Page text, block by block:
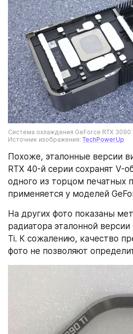
Система охлаждения GeForce RTX 3090
Источник изображения: TechPowerUp
Похоже, эталонные версии
RTX 40-й серии сохранят V-
одного из торцом печатных
применяется у моделей
На других фото показаны
радиатора эталонной версии
Ti. К сожалению, качество
фото не позволяют